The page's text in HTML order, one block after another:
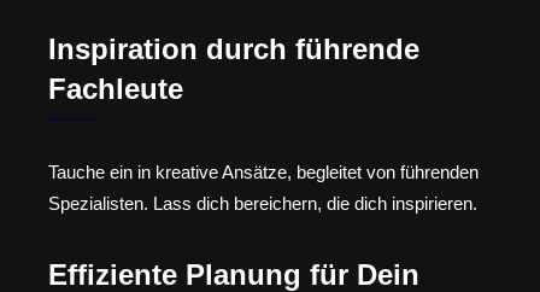
Inspiration durch führende
Fachleute
Tauche ein in kreative Ansätze, begleitet von führenden
Spezialisten. Lass dich bereichern, die dich inspirieren.
Effiziente Planung für Dein